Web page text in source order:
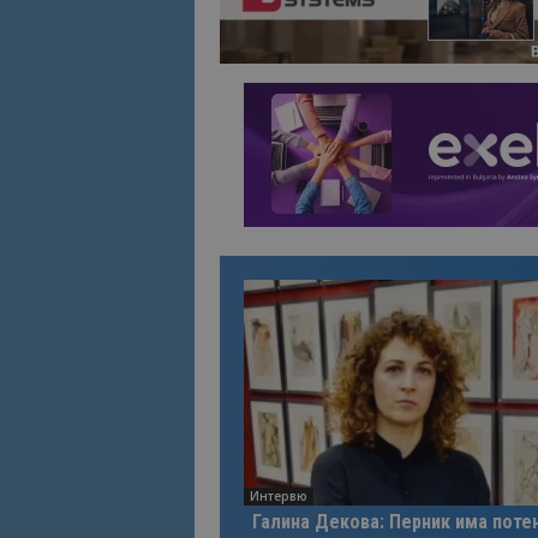
Интервю
Галина Декова: Перник има
Име
is_unique
_ga_WXPDN4HSCV
_ga_FK650GXHRZ
_ga